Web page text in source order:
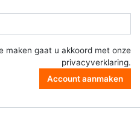
maken gaat u akkoord met onze
privacyverklaring.
Account aanmaken